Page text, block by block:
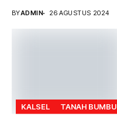
BYADMIN 26 AGUSTUS 2024
KALSEL TANAH BUMBU